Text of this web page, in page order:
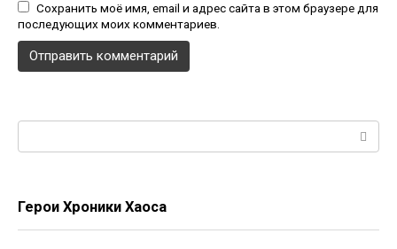
Сохранить моё имя, email и адрес сайта в этом браузере для
последующих моих комментариев.
Герои Хроники Хаоса